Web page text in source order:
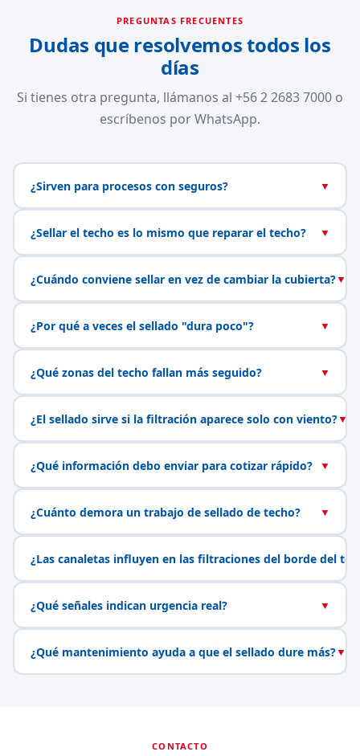
PREGUNTAS FRECUENTES
Dudas que resolvemos todos los
días
Si tienes otra pregunta, llámanos al +56 2 2683 7000 o
escríbenos por WhatsApp.
¿Sirven para procesos con seguros? ▼
¿Sellar el techo es lo mismo que reparar el techo? ▼
¿Cuándo conviene sellar en vez de cambiar la cubierta?▼
¿Por qué a veces el sellado "dura poco"? ▼
¿Qué zonas del techo fallan más seguido? ▼
¿El sellado sirve si la filtración aparece solo con viento?▼
¿Qué información debo enviar para cotizar rápido? ▼
¿Cuánto demora un trabajo de sellado de techo? ▼
¿Las canaletas influyen en las filtraciones del borde del
¿Qué señales indican urgencia real? ▼
¿Qué mantenimiento ayuda a que el sellado dure más?▼
CONTACTO